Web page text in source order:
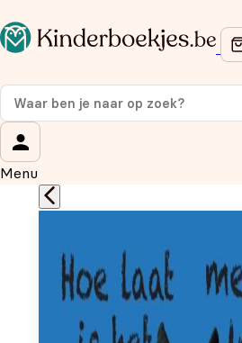
Menu
Op de hoogte blijven van onze
Meld je aan voor onze
korting
Wat is je voornaam?
Wat is je e-mailadres?*
Aanmelden
We gebruiken je gegevens om
overeenstemming met ons